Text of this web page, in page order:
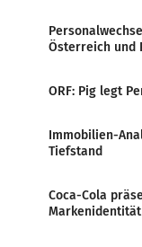
Österreich und
ORF: Pig legt
Immobilien-
Tiefstand
Coca-Cola
Markenidentität